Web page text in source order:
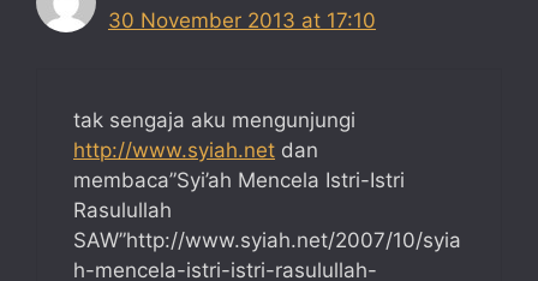
30 November 2013 at 17:10
tak sengaja aku mengunjungi
http://www.syiah.net dan
membaca”Syi’ah Mencela Istri-Istri
Rasulullah
SAW”http://www.syiah.net/2007/10/syia
h-mencela-istri-istri-rasulullah-